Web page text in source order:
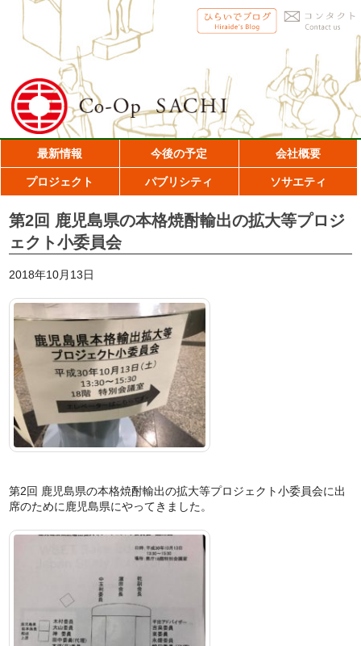
最新情報 今後の予定 会社概要
プロジェクト パブリシティ ソサエティ
第2回 鹿児島県の本格焼酎輸出の拡大等プロジ
ェクト小委員会
2018年10月13日
第2回 鹿児島県の本格焼酎輸出の拡大等プロジェクト小委員会に出
席のために鹿児島県にやってきました。